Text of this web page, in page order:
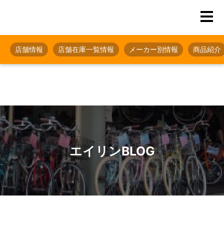
店舗情報 店舗在庫一覧情報 メーカー別情報 商品紹介
エイリンBLOG